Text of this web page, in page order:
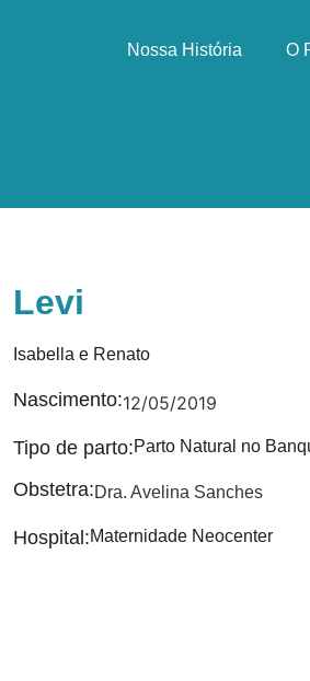
Nossa História O
Levi
Isabella e Renato
Nascimento:12/05/2019
Tipo de parto:Parto Natural no
Obstetra:Dra. Avelina Sanches
Hospital:Maternidade Neocenter